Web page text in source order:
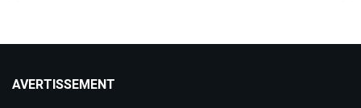
AVERTISSEMENT